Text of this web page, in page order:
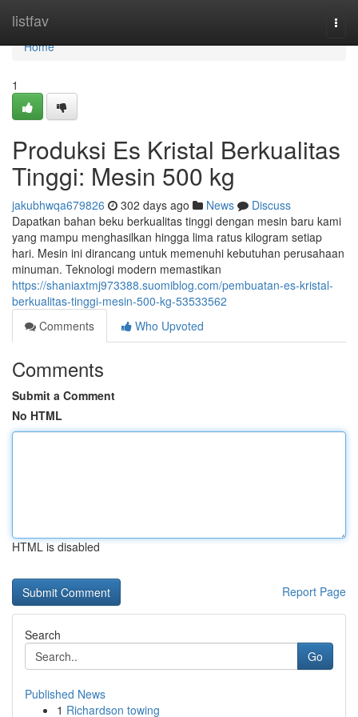
listfav
Home
Home
1
Produksi Es Kristal Berkualitas
Tinggi: Mesin 500 kg
jakubhwqa679826 302 days ago News
Discuss
Dapatkan bahan beku berkualitas tinggi dengan mesin baru kami
yang mampu menghasilkan hingga lima ratus kilogram setiap
hari. Mesin ini dirancang untuk memenuhi kebutuhan perusahaan
minuman. Teknologi modern memastikan
https://shaniaxtmj973388.suomiblog.com/pembuatan-es-kristal-
berkualitas-tinggi-mesin-500-kg-53533562
Comments
Who Upvoted
Comments
Submit a Comment
No HTML
HTML is disabled
Report Page
Search
Go
Published News
1 Richardson towing